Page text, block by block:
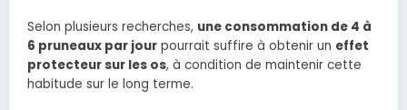
Selon plusieurs recherches, une consommation de 4 à
6 pruneaux par jour pourrait suffire à obtenir un effet
protecteur sur les os, à condition de maintenir cette
habitude sur le long terme.